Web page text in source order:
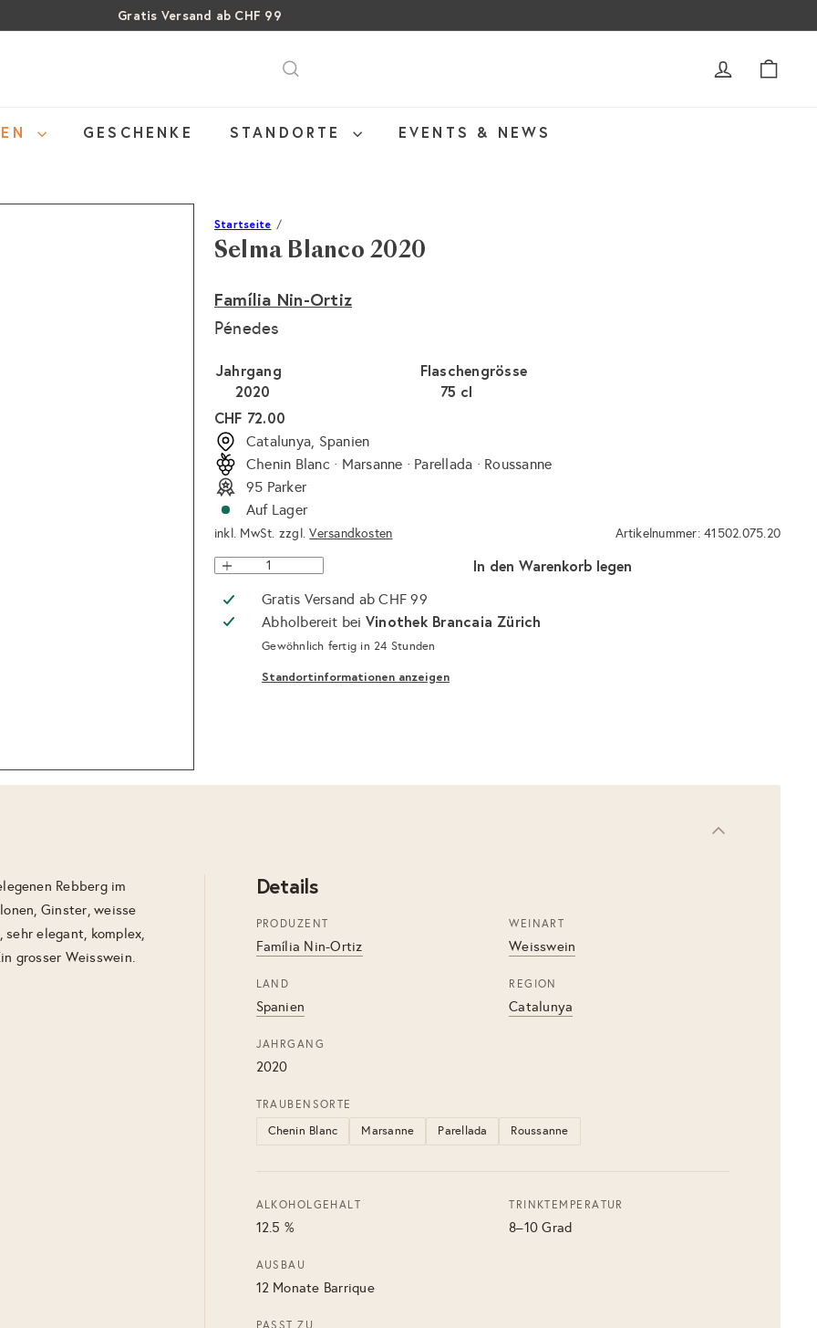
Pause
Über 15% Rabatt auf Sommer Weine
SALE: Bis zu 40% auf letzte Flaschen
ACCOUNT
GESCHENKE STANDORTE EVENTS & NEWS
Startseite
Selma Blanco 2020
Família Nin-Ortiz
Pénedes
Flaschengrösse
75 cl
Jahrgang
2020
Normaler
Preis
CHF 72.00
Catalunya, Spanien
Chenin Blanc · Marsanne · Parellada · Roussanne
95 Parker
Auf Lager
inkl. MwSt. zzgl.Versandkosten Artikelnummer: 41502.075.20
In den Warenkorb legen
Gratis Versand ab CHF 99
Abholbereit bei Vinothek Brancaia Zürich
Gewöhnlich fertig in 24 Stunden
Standortinformationen anzeigen
Rebberg im
Ginster, weisse
elegant, komplex,
grosser Weisswein.
Details
PRODUZENT
Família Nin-Ortiz
WEINART
Weisswein
LAND
Spanien
REGION
Catalunya
JAHRGANG
2020
TRAUBENSORTE
Chenin Blanc Marsanne Parellada Roussanne
ALKOHOLGEHALT
12.5 %
TRINKTEMPERATUR
8–10 Grad
AUSBAU
12 Monate Barrique
PASST ZU